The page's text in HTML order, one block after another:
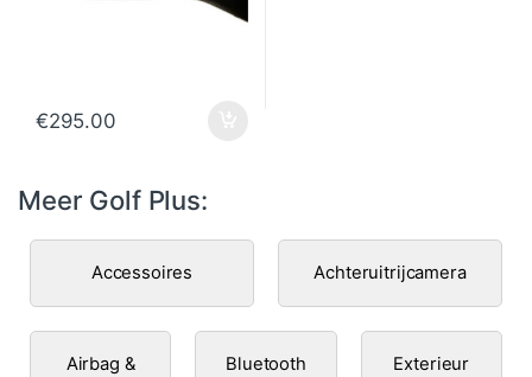
€295.00
Meer Golf Plus:
Accessoires Achteruitrijcamera
Airbag &
Bluetooth
Exterieur